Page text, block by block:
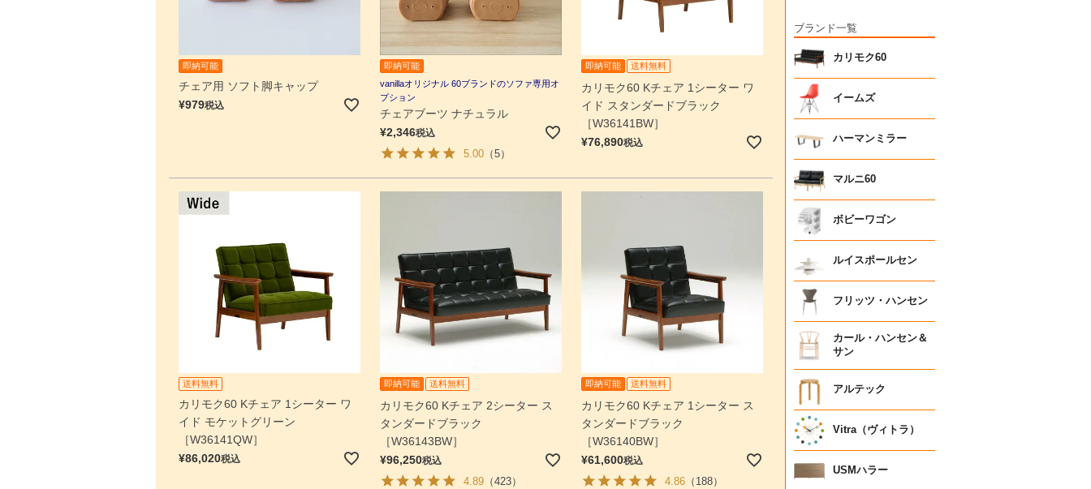
即納可能
チェア用 ソフト脚キャップ
¥979税込
即納可能
vanillaオリジナル 60ブランドのソファ専用オ
プション
チェアブーツ ナチュラル
¥2,346税込
5.00（5）
即納可能 送料無料
カリモク60 Kチェア 1シーター ワ
イド スタンダードブラック
［W36141BW］
¥76,890税込
送料無料
カリモク60 Kチェア 1シーター ワ
イド モケットグリーン
［W36141QW］
¥86,020税込
即納可能 送料無料
カリモク60 Kチェア 2シーター ス
タンダードブラック
［W36143BW］
¥96,250税込
4.89（423）
即納可能 送料無料
カリモク60 Kチェア 1シーター ス
タンダードブラック
［W36140BW］
¥61,600税込
4.86（188）
ブランド一覧
カリモク60
イームズ
ハーマンミラー
マルニ60
ボビーワゴン
ルイスポールセン
フリッツ・ハンセン
カール・ハンセン＆
サン
アルテック
Vitra（ヴィトラ）
USMハラー